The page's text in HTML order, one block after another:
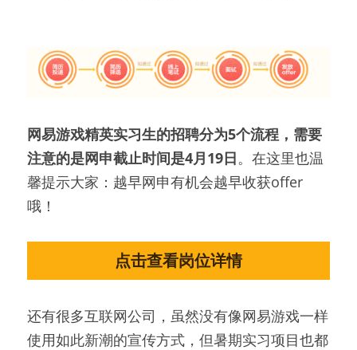
网易游戏精英实习生的招聘分为5个流程，需要
注意的是网申截止时间是4月19日。在这里也温
馨提示大家：越早网申有机会越早收获offer
哦！
点击查看岗位详情
还有很多互联网公司，虽然没有像网易游戏一样
使用如此新潮的宣传方式，但暑期实习项目也都